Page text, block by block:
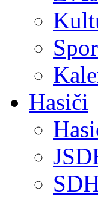
Hasiči